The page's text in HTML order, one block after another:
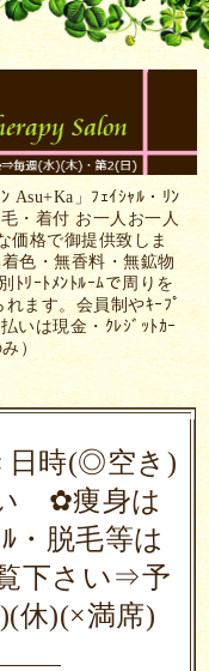
Asu+Ka」ﾌｪｲｼｬﾙ・ﾘﾝ
・着付 お一人お一人
価格で御提供致しま
色・無香料・無鉱物
ﾄﾘｰﾄﾒﾝﾄﾙｰﾑで周りを
ます。会員制やｷｰﾌﾟ
いは現金・ｸﾚｼﾞｯﾄｶｰ
）
日時(◎空き)
✿痩身は
・脱毛等は
下さい⇒予
休)(×満席)